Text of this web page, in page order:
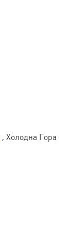
, Холодна Гора